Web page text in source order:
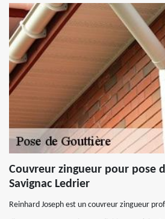
Couvreur zingueur pour pose
Savignac Ledrier
Reinhard Joseph est un couvreur zingueur